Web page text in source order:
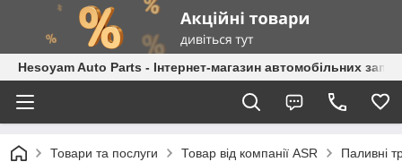
Hesoyam Auto Parts - Інтернет-магазин автомобільних
Товари та послуги Товар від компанії ASR Паливні